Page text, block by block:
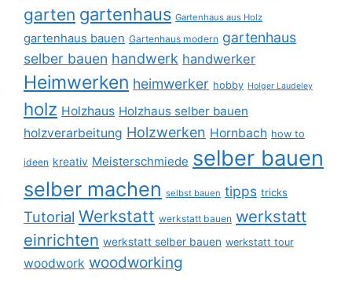
garten gartenhaus Gartenhaus aus Holz
gartenhaus bauen Gartenhaus modern gartenhaus
selber bauen handwerk handwerker
Heimwerken heimwerker hobby Holger Laudeley
holz Holzhaus Holzhaus selber bauen
holzverarbeitung Holzwerken Hornbach how to
ideen kreativ Meisterschmiede selber bauen
selber machen selbst bauen tipps tricks
Tutorial Werkstatt werkstatt bauen werkstatt
einrichten werkstatt selber bauen werkstatt tour
woodwork woodworking